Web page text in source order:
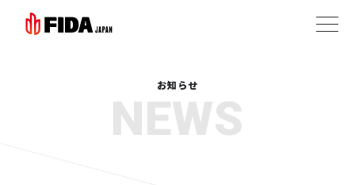
お知らせ
NEWS